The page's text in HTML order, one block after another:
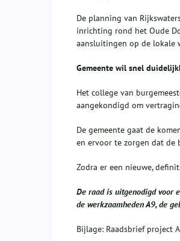
De planning van
inrichting rond het Oude
aansluitingen op de lokale
Gemeente wil snel
Het college van
aangekondigd om
De gemeente gaat de
en ervoor te zorgen dat de
Zodra er een nieuwe,
De raad is uitgenodigd voor
de werkzaamheden A9, de
Bijlage: Raadsbrief project